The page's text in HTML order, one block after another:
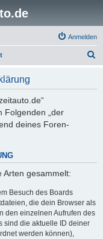
Anmelden
Folgenden „der
deines Foren-
Arten gesammelt:
Besuch des Boards
die dein Browser als
den einzelnen Aufrufen des
sind die aktuelle ID deiner
werden können),